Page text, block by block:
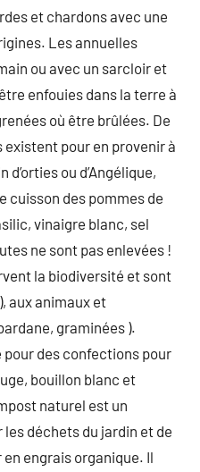
et chardons avec une
Les annuelles
ou avec un sarcloir et
enfouies dans la terre à
où être brûlées. De
pour en provenir à
ou d’Angélique,
cuisson des pommes de
vinaigre blanc, sel
ne sont pas enlevées !
la biodiversité et sont
aux animaux et
graminées ).
pour des confections pour
bouillon blanc et
naturel est un
déchets du jardin et de
engrais organique. Il